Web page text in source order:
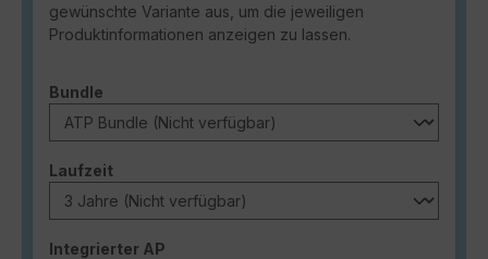
gewünschte Variante aus, um die jeweiligen
Produktinformationen anzeigen zu lassen.
Bundle
Laufzeitauswählen
Integrierter AP